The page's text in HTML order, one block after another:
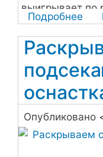
выигрывает по
рыбы.
Подробнее
Опубликовано